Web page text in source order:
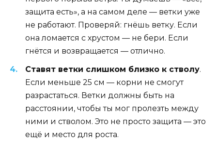
защита есть», а на самом деле — ветки уже
не работают. Проверяй: гнёшь ветку. Если
она ломается с хрустом — не бери. Если
гнётся и возвращается — отлично.
Ставят ветки слишком близко к стволу.
Если меньше 25 см — корни не смогут
разрастаться. Ветки должны быть на
расстоянии, чтобы ты мог пролезть между
ними и стволом. Это не просто защита — это
ещё и место для роста.